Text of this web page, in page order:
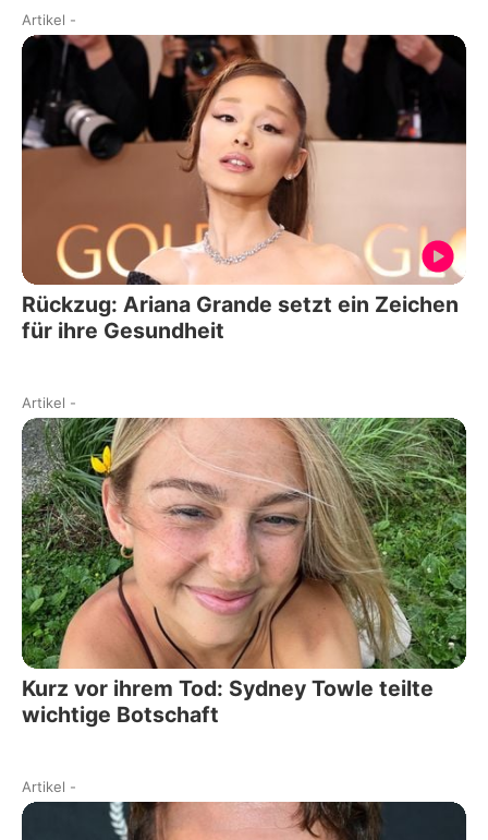
Artikel -
Rückzug: Ariana Grande setzt ein Zeichen
für ihre Gesundheit
Artikel -
Kurz vor ihrem Tod: Sydney Towle teilte
wichtige Botschaft
Artikel -